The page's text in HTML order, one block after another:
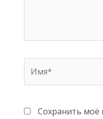
Сохранить моё